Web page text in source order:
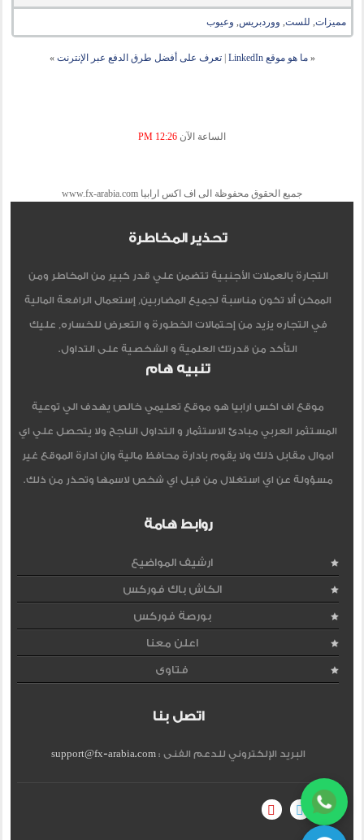
مميزات, للست, ووردبريس, وعيوب
« ما هو موقع LinkedIn |تعرف على أفضل طرق الدفع عبر الإنترنت »
الساعة الآن 12:26 PM
جميع الحقوق محفوظة الى اف اكس ارابيا www.fx-arabia.com
تحذير المخاطرة
التجارة بالعملات الأجنبية تتضمن علي قدر كبير من المخاطر ومن
الممكن ألا تكون مناسبة لجميع المضاربين, إستعمال الرافعة المالية
في التجاره يزيد من إحتمالات الخطورة و التعرض للخساره, عليك
التأكد من قدرتك العلمية و الشخصية على التداول.
تنبيه هام
موقع اف اكس ارابيا هو موقع تعليمي خالص يهدف الي توعية
المستثمر العربي مبادئ الاستثمار و التداول الناجح ولا يتحصل علي اي
اموال مقابل ذلك ولا يقوم بادارة محافظ مالية وان ادارة الموقع غير
مسؤولة عن اي استغلال من قبل اي شخص لاسمها وتحذر من ذلك.
روابط هامة
ارشيف المواضيع
الكاش باك فوركس
بورصة فوركس
اعلن معنا
فتاوى
اتصل بنا
البريد الإلكتروني للدعم الفنى :support@fx-arabia.com